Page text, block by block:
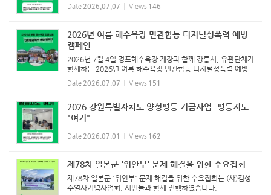
Date 2026.07.07 Views 146
2026년 여름 해수욕장 민관합동 디지털성폭력 예방
캠페인
2026년 7월 4일 경포해수욕장 개장과 함께 강릉시, 유관단체가
함께하는 2026년 여름 해수욕장 민관합동 디지털성폭력 예방
캠페인을 진행했습니다.
Date 2026.07.07 Views 151
2026 강원특별자치도 양성평등 기금사업- 평등지도
"여기"
Date 2026.07.01 Views 162
제78차 일본군 '위안부' 문제 해결을 위한 수요집회
제78차 일본군 '위안부' 문제 해결을 위한 수요집회는 (사)김성
수열사기념사업회, 시민들과 함께 진행하였습니다.